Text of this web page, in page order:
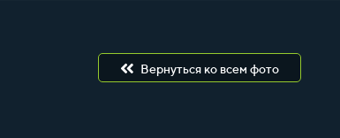
Вернуться ко всем фото